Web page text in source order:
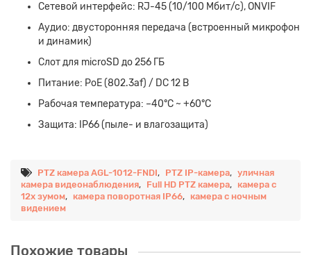
Сетевой интерфейс: RJ-45 (10/100 Мбит/с), ONVIF
Аудио: двусторонняя передача (встроенный микрофон
и динамик)
Слот для microSD до 256 ГБ
Питание: PoE (802.3af) / DC 12 В
Рабочая температура: –40°C ~ +60°C
Защита: IP66 (пыле- и влагозащита)
PTZ камера AGL-1012-FNDI, PTZ IP-камера, уличная
камера видеонаблюдения, Full HD PTZ камера, камера с
12x зумом, камера поворотная IP66, камера с ночным
видением
Похожие товары